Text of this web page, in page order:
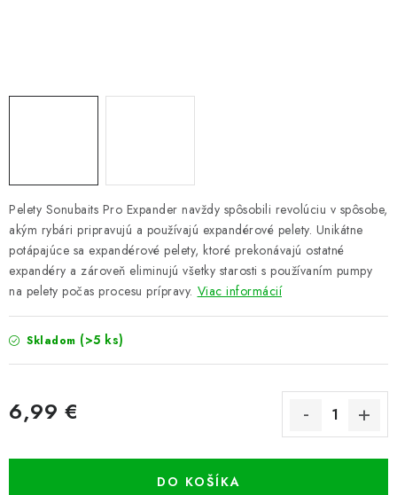
PRÍVLAČ
PRÚTY
KONTAKTY
ZNAČKY
Pelety Sonubaits Pro Expander navždy spôsobili revolúciu v spôsobe,
akým rybári pripravujú a používajú expandérové pelety. Unikátne
potápajúce sa expandérové pelety, ktoré prekonávajú ostatné
expandéry a zároveň eliminujú všetky starosti s používaním pumpy
na pelety počas procesu prípravy. Viac informácií
Skladom (>5 ks)
6,99 €
DO KOŠÍKA